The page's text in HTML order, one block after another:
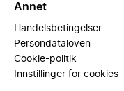
Annet
Handelsbetingelser
Persondataloven
Cookie-politik
Innstillinger for cookies